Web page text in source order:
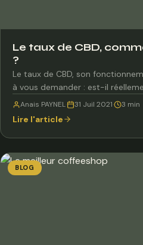
Le taux de CBD,
?
Le taux de CBD, son
à vous demander : est-il
Anais PAYNEL 31 Juil 2021 3 min
Lire l'article
BLOG